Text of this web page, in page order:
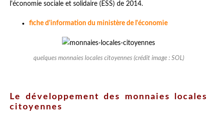
l'économie sociale et solidaire (ESS) de 2014.
fiche d'information du ministère de l'économie
quelques monnaies locales citoyennes (crédit image : SOL)
Le développement des monnaies locales
citoyennes